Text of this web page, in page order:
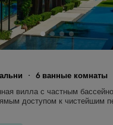
· 6 ванные комнаты
вилла с частным
доступом к чистейшим